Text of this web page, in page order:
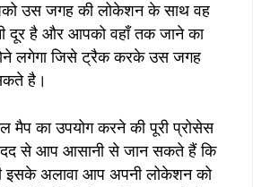
उस जगह की लोकेशन के साथ वह
दूर है और आपको वहाँ तक जाने का
लगेगा जिसे ट्रैक करके उस जगह
है।
का उपयोग करने की पूरी प्रोसेस
से आप आसानी से जान सकते हैं कि
इसके अलावा आप अपनी लोकेशन को